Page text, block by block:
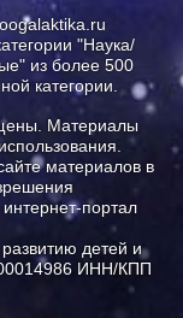
"Наука/
из более 500
категории.
Материалы
материалов в
портал
детей и
ИНН/КПП